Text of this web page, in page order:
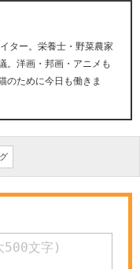
ター。栄養士・野菜農家
。洋画・邦画・アニメも
のために今日も働きま